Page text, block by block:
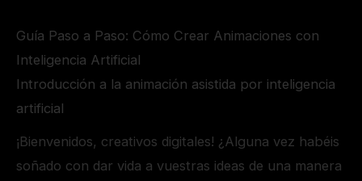
Guía Paso a Paso: Cómo Crear Animaciones con
Inteligencia Artificial
Introducción a la animación asistida por inteligencia
artificial
¡Bienvenidos, creativos digitales! ¿Alguna vez habéis
soñado con dar vida a vuestras ideas de una manera